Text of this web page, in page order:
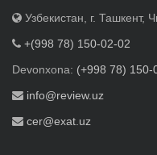
Узбекистан, г. Ташкент,
+(998 78) 150-02-02
Devonxona: (+998 78) 150-
info@review.uz
cer@exat.uz